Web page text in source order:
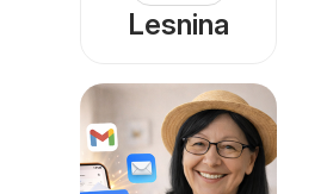
Lesnina